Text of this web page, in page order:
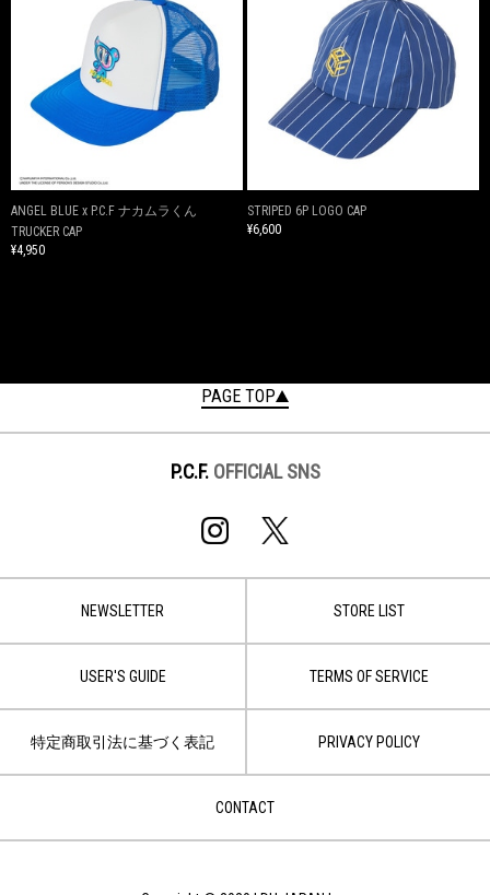
ANGEL BLUE x P.C.F ナカムラくん
TRUCKER CAP
¥4,950
STRIPED 6P LOGO CAP
¥6,600
PAGE TOP
P.C.F. OFFICIAL SNS
NEWSLETTER STORE LIST
USER'S GUIDE TERMS OF SERVICE
特定商取引法に基づく表記 PRIVACY POLICY
CONTACT